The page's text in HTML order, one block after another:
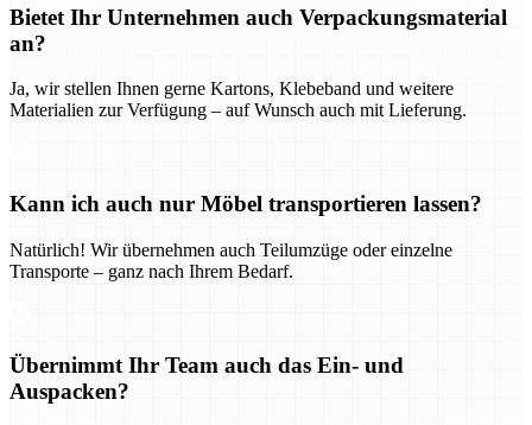
Bietet Ihr Unternehmen auch Verpackungsmaterial
an?
Ja, wir stellen Ihnen gerne Kartons, Klebeband und weitere
Materialien zur Verfügung – auf Wunsch auch mit Lieferung.
Kann ich auch nur Möbel transportieren lassen?
Natürlich! Wir übernehmen auch Teilumzüge oder einzelne
Transporte – ganz nach Ihrem Bedarf.
Übernimmt Ihr Team auch das Ein- und
Auspacken?